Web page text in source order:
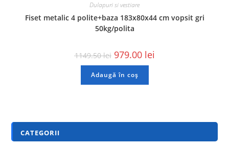
Dulapuri si vestiare
Fiset metalic 4 polite+baza 183x80x44 cm vopsit gri
50kg/polita
1149.50lei 979.00 lei
Adaugă în coș
CATEGORII